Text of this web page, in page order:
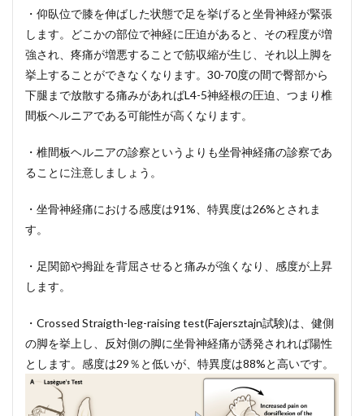
・仰臥位で膝を伸ばした状態で足を挙げると坐骨神経が緊張
します。どこかの部位で神経に圧迫があると、その程度が増
強され、疼痛が増悪することで筋収縮が生じ、それ以上脚を
挙上することができなくなります。30-70度の間で臀部から
下腿まで放散する痛みがあればL4-5神経根の圧迫、つまり椎
間板ヘルニアである可能性が高くなります。
・椎間板ヘルニアの診察というよりも坐骨神経痛の診察であ
ることに注意しましょう。
・坐骨神経痛における感度は91%、特異度は26%とされま
す。
・足関節や拇趾を背屈させると痛みが強くなり、感度が上昇
します。
・Crossed Straigth-leg-raising test(Fajersztajn試験)は、健側
の脚を挙上し、反対側の脚に坐骨神経痛が誘発されれば陽性
とします。感度は29％と低いが、特異度は88%と高いです。